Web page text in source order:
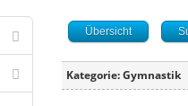
Übersicht
Kategorie: Gymnastik